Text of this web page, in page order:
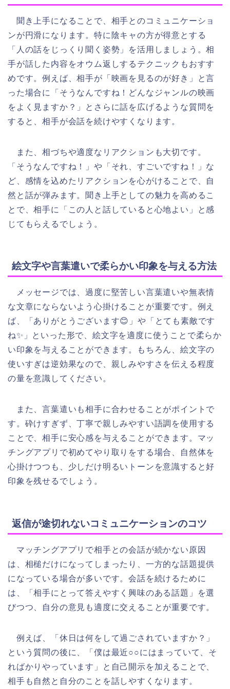
聞き上手になることで、相手とのコミュニケーショ
ンが円滑になります。特に陰キャの方が得意とする
「人の話をじっくり聞く姿勢」を活用しましょう。相
手が話した内容をオウム返しするテクニックもおすす
めです。例えば、相手が「映画を見るのが好き」と言
った場合に「そうなんですね！どんなジャンルの映画
をよく見ますか？」とさらに話を広げるような質問を
すると、相手が会話を続けやすくなります。
また、相づちや適度なリアクションも大切です。
「そうなんですね！」や「それ、すごいですね！」な
ど、感情を込めたリアクションを心がけることで、自
然と話が弾みます。聞き上手としての魅力を高めるこ
とで、相手に「この人と話していると心地よい」と感
じてもらえるでしょう。
絵文字や言葉遣いで柔らかい印象を与える方法
メッセージでは、過度に堅苦しい言葉遣いや無表情
な文章にならないよう心掛けることが重要です。例え
ば、「ありがとうございます😊」や「とても素敵です
ね✨」といった形で、絵文字を適度に使うことで柔らか
い印象を与えることができます。もちろん、絵文字の
使いすぎは逆効果なので、親しみやすさを伝える程度
の量を意識してください。
また、言葉遣いも相手に合わせることがポイントで
す。砕けすぎず、丁寧で親しみやすい語調を使用する
ことで、相手に安心感を与えることができます。マッ
チングアプリで初めてやり取りをする場合、自然体を
心掛けつつも、少しだけ明るいトーンを意識すると好
印象を残せるでしょう。
返信が途切れないコミュニケーションのコツ
マッチングアプリで相手との会話が続かない原因
は、相槌だけになってしまったり、一方的な話題提供
になっている場合が多いです。会話を続けるために
は、「相手にとって答えやすく興味のある話題」を選
びつつ、自分の意見も適度に交えることが重要です。
例えば、「休日は何をして過ごされていますか？」
という質問の後に、「僕は最近○○にはまっていて、そ
ればかりやっています」と自己開示を加えることで、
相手も自然と自分のことを話しやすくなります。